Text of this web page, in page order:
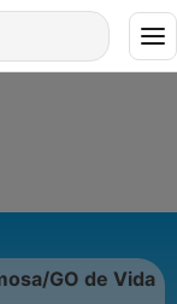
GO de Vida